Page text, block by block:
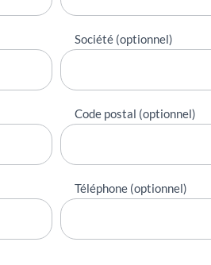
Société (optionnel)
Code postal (optionnel)
Téléphone (optionnel)